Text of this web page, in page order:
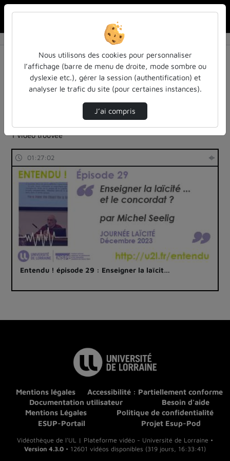
Résultats de la recherche
Filtres actifs (cliquer pour en retirer) :
Français
entendu-des-confs-a-ecouter
universite-de-lorraine
universite-de-lorraine
colloques-et-conferences
1 vidéo trouvée
01:27:02
Entendu ! épisode 29 : Enseigner la laïcit…
Mentions légales
Accessibilité : Partiellement conforme
Documentation utilisateur
Besoin d'aide
Mentions Légales
Politique de confidentialité
ESUP-Portail
Projet Esup-Pod
Vidéothèque de l'UL | Plateforme vidéo - Université de Lorraine •
Version 4.3.0 • 12601 vidéos disponibles (319 jours, 16:33:41)
Nous utilisons des cookies pour personnaliser
l’affichage (barre de menu de droite, mode sombre ou
dyslexie etc.), gérer la session (authentification) et
analyser le trafic du site (pour certaines instances).
J’ai compris